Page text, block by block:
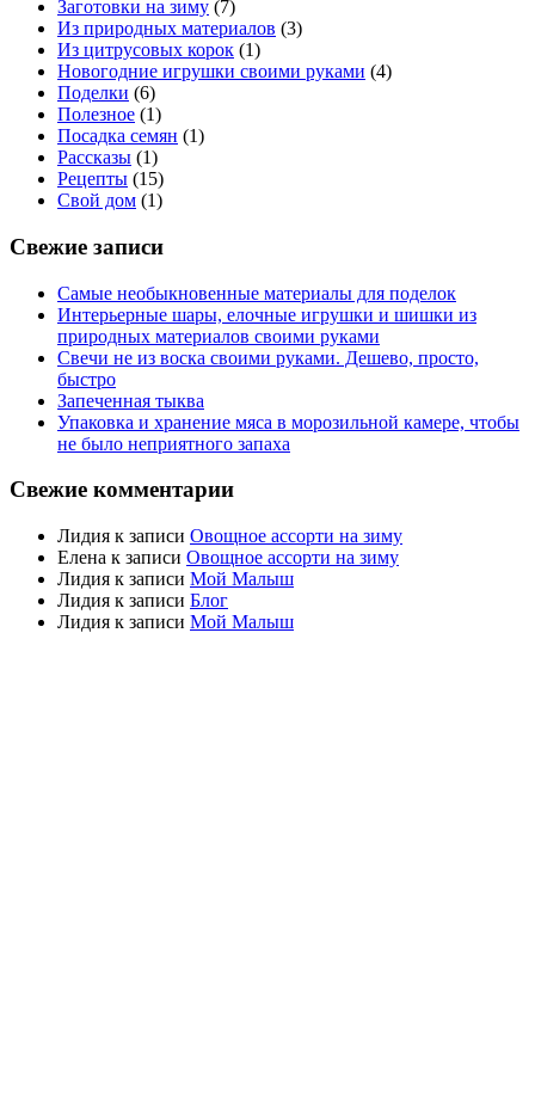
Заготовки на зиму (7)
Из природных материалов (3)
Из цитрусовых корок (1)
Новогодние игрушки своими руками (4)
Поделки (6)
Полезное (1)
Посадка семян (1)
Рассказы (1)
Рецепты (15)
Свой дом (1)
Свежие записи
Самые необыкновенные материалы для поделок
Интерьерные шары, елочные игрушки и шишки из
природных материалов своими руками
Свечи не из воска своими руками. Дешево, просто,
быстро
Запеченная тыква
Упаковка и хранение мяса в морозильной камере, чтобы
не было неприятного запаха
Свежие комментарии
Лидия к записи Овощное ассорти на зиму
Елена к записи Овощное ассорти на зиму
Лидия к записи Мой Малыш
Лидия к записи Блог
Лидия к записи Мой Малыш